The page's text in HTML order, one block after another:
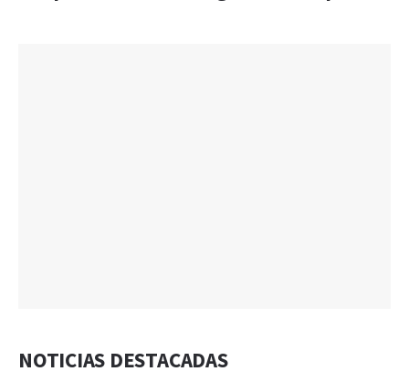
NOTICIAS DESTACADAS